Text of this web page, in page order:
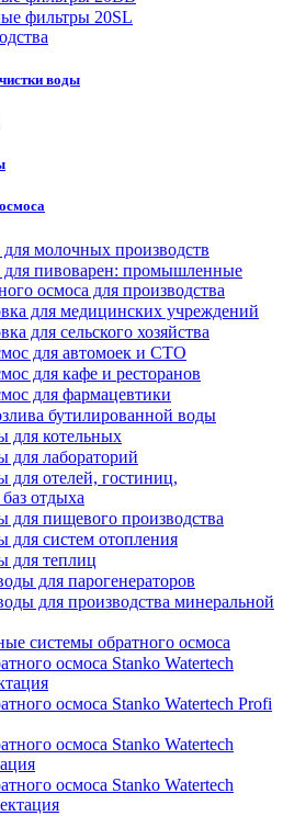
фильтры 20SL
воды
молочных производств
для пивоварен: промышленные
осмоса для производства
для медицинских учреждений
для сельского хозяйства
для автомоек и СТО
для кафе и ресторанов
для фармацевтики
бутилированной воды
для котельных
для лабораторий
для отелей, гостиниц,
отдыха
для пищевого производства
для систем отопления
для теплиц
для парогенераторов
для производства минеральной
системы обратного осмоса
осмоса Stanko Watertech
осмоса Stanko Watertech Profi
осмоса Stanko Watertech
осмоса Stanko Watertech